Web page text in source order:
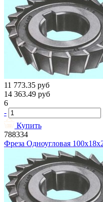
11 773.35 руб
14 363.49 руб
6
-
Купить
788334
Фреза Одноугловая